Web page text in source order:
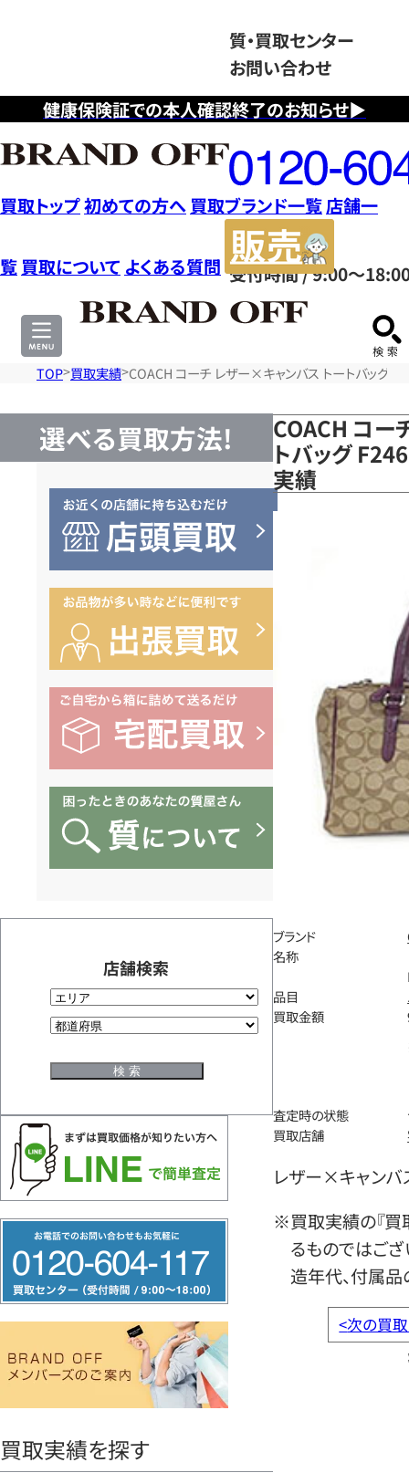
健康保険証での本人確認終了のお知らせ▶
質・買取センター
お問い合わせ
フ
リ
ー
ダ
イ
ヤ
ル
0120604117
受付時間 / 9:00～
買取トップ初めての方へ 買取ブランド一覧店舗一
覧 買取について よくある質問
サ
TOP 買取実績 COACH コーチ レザー×キャンバス トートバッグ
選べる買取方法!
店舗検索
リ
ー
ヤ
買取実績を探す
COACH コー
トバッグ
実績
ブランド
名称
品目
買取金額
査定時の状態
買取店舗
レザー×キャンバ
※買取実績の『買
るものではござ
造年代、付属品
<次の買